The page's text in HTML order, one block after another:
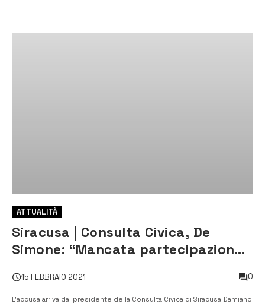
ATTUALITÀ
Siracusa | Consulta Civica, De
Simone: “Mancata partecipazione
15 FEBBRAIO 2021 0
L’accusa arriva dal presidente della Consulta Civica di Siracusa Damiano